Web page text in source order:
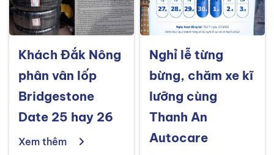
Khách Đắk Nông
phân vân lốp
Bridgestone
Date 25 hay 26
Xem thêm
Nghỉ lễ từng
bừng, chăm xe kĩ
lưỡng cùng
Thanh An
Autocare